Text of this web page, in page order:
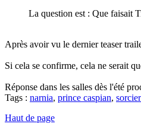
La question est : Que faisait
Après avoir vu le dernier teaser
Si cela se confirme, cela ne serait
Réponse dans les salles dès l'été
Tags : narnia, prince caspian,
Haut de page